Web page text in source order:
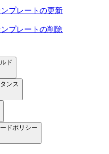
プレートの更新
プレートの削除
ド
ンス
ドポリシー